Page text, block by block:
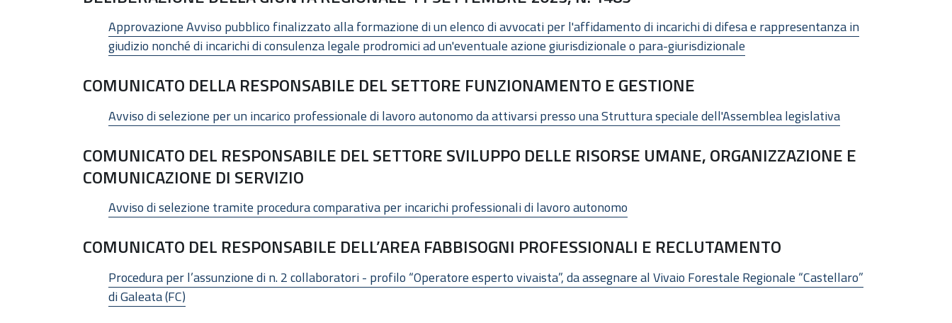
Approvazione Avviso pubblico finalizzato alla formazione di un elenco di avvocati per l'affidamento di incarichi di difesa e rappresentanza in
giudizio nonché di incarichi di consulenza legale prodromici ad un'eventuale azione giurisdizionale o para-giurisdizionale
COMUNICATO DELLA RESPONSABILE DEL SETTORE FUNZIONAMENTO E GESTIONE
Avviso di selezione per un incarico professionale di lavoro autonomo da attivarsi presso una Struttura speciale dell'Assemblea legislativa
COMUNICATO DEL RESPONSABILE DEL SETTORE SVILUPPO DELLE RISORSE UMANE, ORGANIZZAZIONE E
COMUNICAZIONE DI SERVIZIO
Avviso di selezione tramite procedura comparativa per incarichi professionali di lavoro autonomo
COMUNICATO DEL RESPONSABILE DELL’AREA FABBISOGNI PROFESSIONALI E RECLUTAMENTO
Procedura per l’assunzione di n. 2 collaboratori - profilo “Operatore esperto vivaista”, da assegnare al Vivaio Forestale Regionale “Castellaro”
di Galeata (FC)